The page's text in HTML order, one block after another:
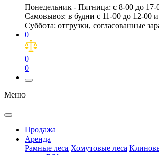
Понедельник - Пятница: с 8-00 до
Самовывоз: в будни с 11-00 до 12-00
Суббота: отгрузки, согласованные
0
0
0
Меню
Продажа
Аренда
Рамные леса Хомутовые леса